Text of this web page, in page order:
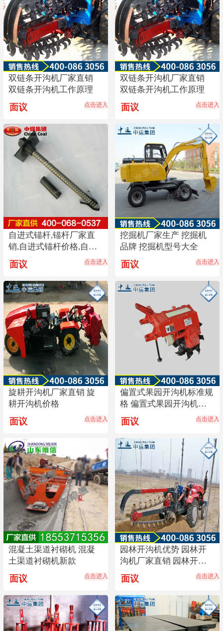
双链条开沟机厂家直销
双链条开沟机工作原理
面议 点击进入
双链条开沟机厂家直销
双链条开沟机工作原理
面议 点击进入
自进式锚杆,锚杆厂家直
销,自进式锚杆价格,自进
式锚杆供应商畅销
面议 点击进入
挖掘机厂家生产 挖掘机
品牌 挖掘机型号大全
面议 点击进入
旋耕开沟机厂家直销 旋
耕开沟机价格
面议 点击进入
偏置式果园开沟机标准规
格 偏置式果园开沟机价
格
面议 点击进入
混凝土渠道衬砌机 混凝
土渠道衬砌机新款
面议 点击进入
园林开沟机优势 园林开
沟机厂家直销 园林开沟
机价格
面议 点击进入